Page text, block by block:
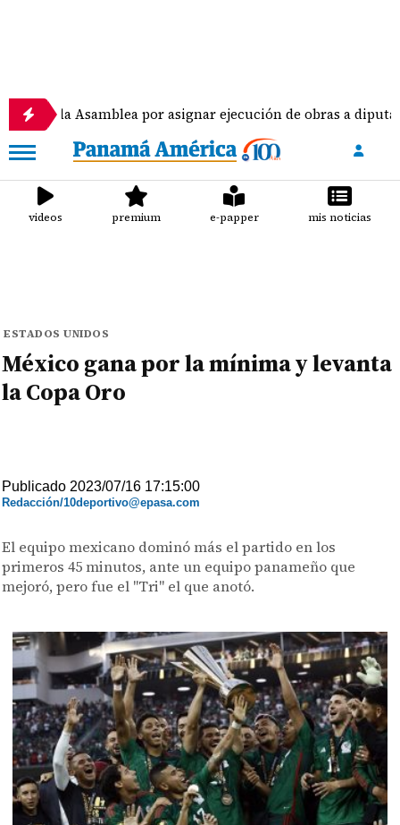
por asignar ejecución de obras a diputados
videos premium e-papper mis noticias
ESTADOS UNIDOS
México gana por la mínima y levanta
la Copa Oro
Publicado 2023/07/16 17:15:00
Redacción/10deportivo@epasa.com
El equipo mexicano dominó más el partido en los
primeros 45 minutos, ante un equipo panameño que
mejoró, pero fue el "Tri" el que anotó.